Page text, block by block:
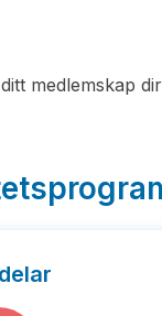
medlemskap